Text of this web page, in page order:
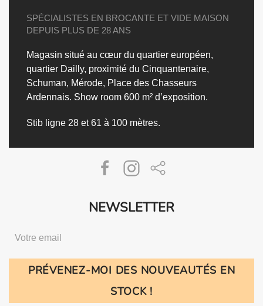
SPÉCIALISTES EN BROCANTE ET VIDE MAISON
DEPUIS PLUS DE 28 ANS
Magasin situé au cœur du quartier européen,
quartier Dailly, proximité du Cinquantenaire,
Schuman, Mérode, Place des Chasseurs
Ardennais. Show room 600 m² d’exposition.
Stib ligne 28 et 61 à 100 mètres.
NEWSLETTER
PRÉVENEZ-MOI DES NOUVEAUTÉS EN
STOCK !